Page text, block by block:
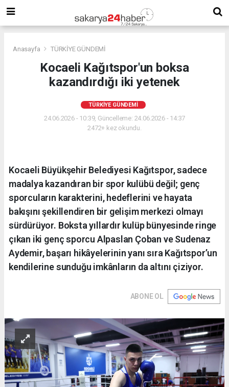
Anasayfa TÜRKİYE GÜNDEMİ
Kocaeli Kağıtspor'un boksa
kazandırdığı iki yetenek
TÜRKİYE GÜNDEMİ
24.06.2026 - 10:39, Güncelleme: 24.06.2026 - 14:37
2472+ kez okundu.
Kocaeli Büyükşehir Belediyesi Kağıtspor, sadece
madalya kazandıran bir spor kulübü değil; genç
sporcuların karakterini, hedeflerini ve hayata
bakışını şekillendiren bir gelişim merkezi olmayı
sürdürüyor. Boksta yıllardır kulüp bünyesinde ringe
çıkan iki genç sporcu Alpaslan Çoban ve Sudenaz
Aydemir, başarı hikâyelerinin yanı sıra Kağıtspor’un
kendilerine sunduğu imkânların da altını çiziyor.
ABONE OL